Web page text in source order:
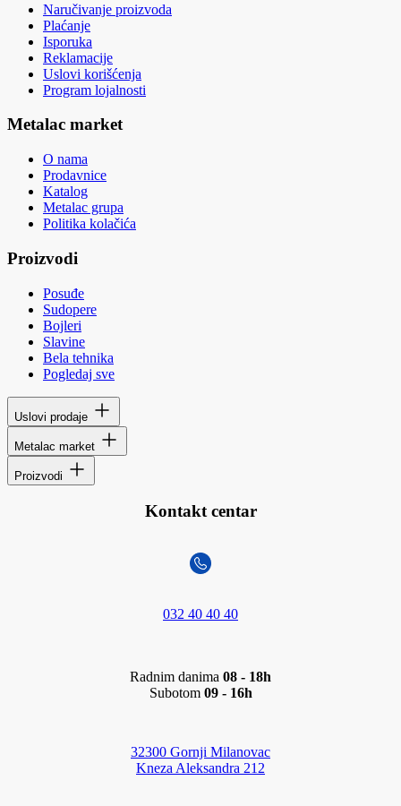
Naručivanje proizvoda
Plaćanje
Isporuka
Reklamacije
Uslovi korišćenja
Program lojalnosti
Metalac market
O nama
Prodavnice
Katalog
Metalac grupa
Politika kolačića
Proizvodi
Posuđe
Sudopere
Bojleri
Slavine
Bela tehnika
Pogledaj sve
Uslovi prodaje
Metalac market
Proizvodi
Kontakt centar
032 40 40 40
Radnim danima 08 - 18h
Subotom 09 - 16h
32300 Gornji Milanovac
Kneza Aleksandra 212